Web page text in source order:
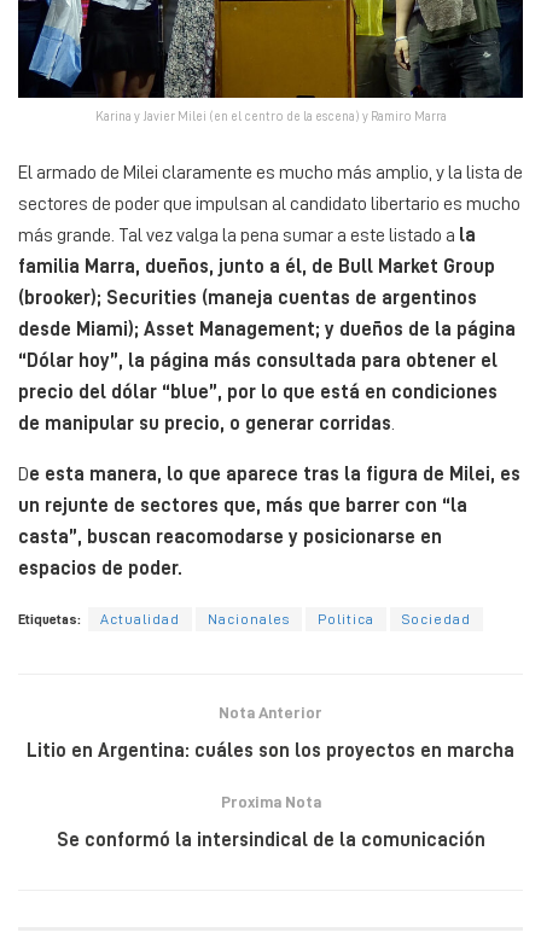
Karina y Javier Milei (en el centro de la escena) y Ramiro Marra
El armado de Milei claramente es mucho más amplio, y la lista de
sectores de poder que impulsan al candidato libertario es mucho
más grande. Tal vez valga la pena sumar a este listado a la
familia Marra, dueños, junto a él, de Bull Market Group
(brooker); Securities (maneja cuentas de argentinos
desde Miami); Asset Management; y dueños de la página
“Dólar hoy”, la página más consultada para obtener el
precio del dólar “blue”, por lo que está en condiciones
de manipular su precio, o generar corridas
De esta manera, lo que aparece tras la figura de Milei, es
un rejunte de sectores que, más que barrer con “la
casta”, buscan reacomodarse y posicionarse en
espacios de poder.
Etiquetas: Actualidad Nacionales Politica Sociedad
Nota Anterior
Litio en Argentina: cuáles son los proyectos en marcha
Proxima Nota
Se conformó la intersindical de la comunicación